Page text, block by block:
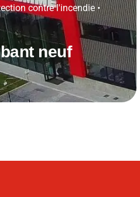
contre l'incendie •
neuf